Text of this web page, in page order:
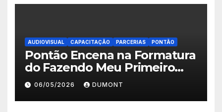
AUDIOVISUAL CAPACITAÇÃO PARCERIAS PONTÃO
Pontão Encena na Formatura
do Fazendo Meu Primeiro
Filme no Degase Belford
Roxo e reforça as inscrições
abertas em Nova Iguaçu
06/05/2026 DUMONT